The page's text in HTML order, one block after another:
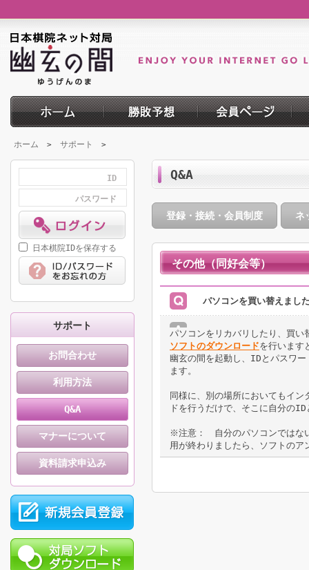
ホーム > サポート >
ID
パスワード
日本棋院IDを保存する
サポート
お問合わせ
利用方法
Q&A
マナーについて
資料請求申込み
Q&A
登録・接続・会員制度 ネ
その他（同好会等）
パソコンを買い替えまし
パソコンをリカバリしたり、買い
ソフトのダウンロードを行います
幽玄の間を起動し、IDとパスワ
ます。
同様に、別の場所においてもイ
ドを行うだけで、そこに自分の
※注意： 自分のパソコンではな
用が終わりましたら、ソフトの